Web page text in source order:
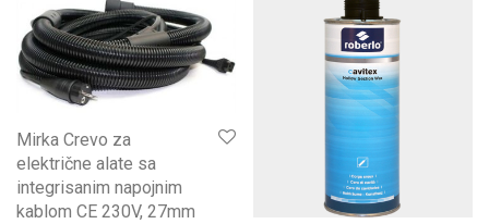
Mirka Crevo za
električne alate sa
integrisanim napojnim
kablom CE 230V, 27mm